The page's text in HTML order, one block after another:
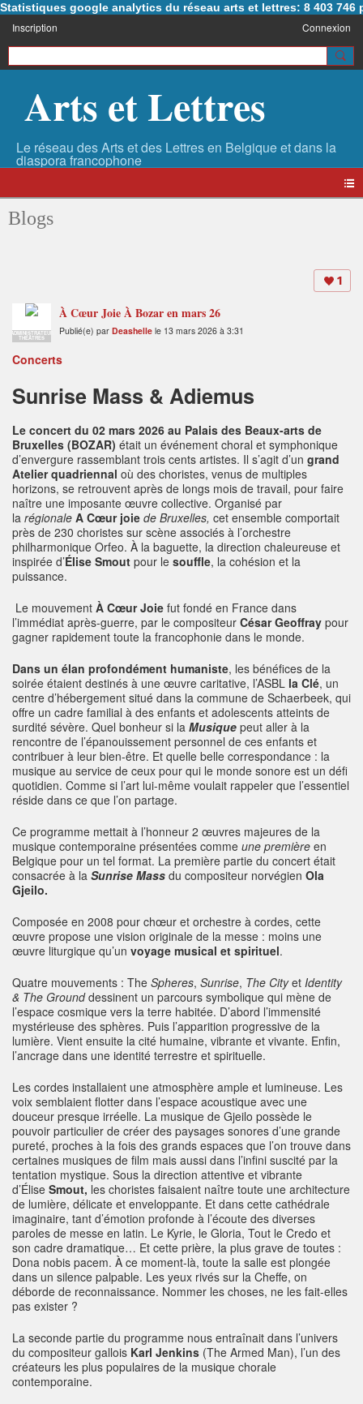
Statistiques google analytics du réseau arts et lettres: 8 403 746
Inscription Connexion
Arts et Lettres
Blogs
1
ADMINISTRATEUR
THÉÂTRES
À Cœur Joie À Bozar en mars 26
Publié(e) par Deashelle le 13 mars 2026 à 3:31
Concerts
Sunrise Mass & Adiemus
Le concert du 02 mars 2026 au Palais des Beaux-arts de
Bruxelles (BOZAR) était un événement choral et symphonique
d’envergure rassemblant trois cents artistes. Il s’agit d’un grand
Atelier quadriennal où des choristes, venus de multiples
horizons, se retrouvent après de longs mois de travail, pour faire
naître une imposante œuvre collective. Organisé par
la régionale A Cœur joie de Bruxelles, cet ensemble comportait
près de 230 choristes sur scène associés à l’orchestre
philharmonique Orfeo. À la baguette, la direction chaleureuse et
inspirée d’Élise Smout pour le souffle, la cohésion et la
puissance.
Le mouvement À Cœur Joie fut fondé en France dans
l’immédiat après-guerre, par le compositeur César Geoffray pour
gagner rapidement toute la francophonie dans le monde.
Dans un élan profondément humaniste, les bénéfices de la
soirée étaient destinés à une œuvre caritative, l’ASBL la Clé, un
centre d’hébergement situé dans la commune de Schaerbeek, qui
offre un cadre familial à des enfants et adolescents atteints de
surdité sévère. Quel bonheur si la Musique peut aller à la
rencontre de l’épanouissement personnel de ces enfants et
contribuer à leur bien-être. Et quelle belle correspondance : la
musique au service de ceux pour qui le monde sonore est un défi
quotidien. Comme si l’art lui-même voulait rappeler que l’essentiel
réside dans ce que l’on partage.
Ce programme mettait à l’honneur 2 œuvres majeures de la
musique contemporaine présentées comme une première en
Belgique pour un tel format. La première partie du concert était
consacrée à la Sunrise Mass du compositeur norvégien Ola
Gjeilo.
Composée en 2008 pour chœur et orchestre à cordes, cette
œuvre propose une vision originale de la messe : moins une
œuvre liturgique qu’un voyage musical et spirituel.
Quatre mouvements : The Spheres, Sunrise, The Cityet Identity
& The Grounddessinent un parcours symbolique qui mène de
l’espace cosmique vers la terre habitée. D’abord l’immensité
mystérieuse des sphères. Puis l’apparition progressive de la
lumière. Vient ensuite la cité humaine, vibrante et vivante. Enfin,
l’ancrage dans une identité terrestre et spirituelle.
Les cordes installaient une atmosphère ample et lumineuse. Les
voix semblaient flotter dans l’espace acoustique avec une
douceur presque irréelle. La musique de Gjeilo possède le
pouvoir particulier de créer des paysages sonores d’une grande
pureté, proches à la fois des grands espaces que l’on trouve dans
certaines musiques de film mais aussi dans l’infini suscité par la
tentation mystique. Sous la direction attentive et vibrante
d’Élise Smout, les choristes faisaient naître toute une architecture
de lumière, délicate et enveloppante. Et dans cette cathédrale
imaginaire, tant d’émotion profonde à l’écoute des diverses
paroles de messe en latin. Le Kyrie, le Gloria, Tout le Credo et
son cadre dramatique… Et cette prière, la plus grave de toutes :
Dona nobis pacem. À ce moment-là, toute la salle est plongée
dans un silence palpable. Les yeux rivés sur la Cheffe, on
déborde de reconnaissance. Nommer les choses, ne les fait-elles
pas exister ?
La seconde partie du programme nous entraînait dans l’univers
du compositeur gallois Karl Jenkins (The Armed Man), l’un des
créateurs les plus populaires de la musique chorale
contemporaine.